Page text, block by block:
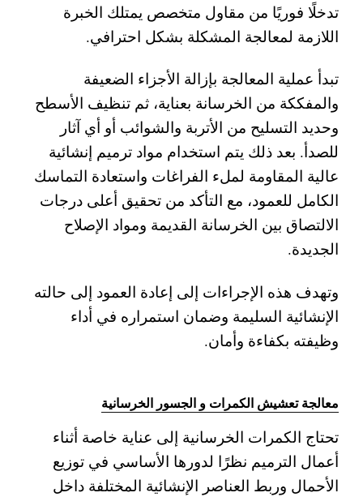
تدخلًا فوريًا من مقاول متخصص يمتلك الخبرة
اللازمة لمعالجة المشكلة بشكل احترافي.
تبدأ عملية المعالجة بإزالة الأجزاء الضعيفة
والمفككة من الخرسانة بعناية، ثم تنظيف الأسطح
وحديد التسليح من الأتربة والشوائب أو أي آثار
للصدأ. بعد ذلك يتم استخدام مواد ترميم إنشائية
عالية المقاومة لملء الفراغات واستعادة التماسك
الكامل للعمود، مع التأكد من تحقيق أعلى درجات
الالتصاق بين الخرسانة القديمة ومواد الإصلاح
الجديدة.
وتهدف هذه الإجراءات إلى إعادة العمود إلى حالته
الإنشائية السليمة وضمان استمراره في أداء
وظيفته بكفاءة وأمان.
معالجة تعشيش الكمرات و الجسور الخرسانية
تحتاج الكمرات الخرسانية إلى عناية خاصة أثناء
أعمال الترميم نظرًا لدورها الأساسي في توزيع
الأحمال وربط العناصر الإنشائية المختلفة داخل